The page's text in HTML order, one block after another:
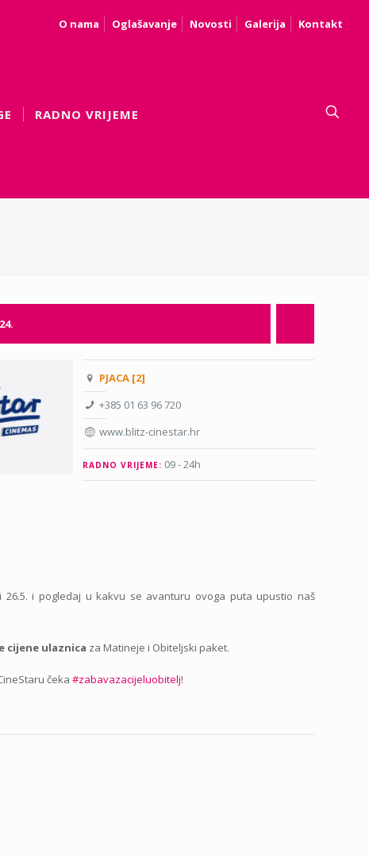
O nama Oglašavanje Novosti Galerija Kontakt
RADNO VRIJEME
PJACA [2]
+385 01 63 96 720
www.blitz-cinestar.hr
RADNO VRIJEME: 09 - 24h
26.5. i pogledaj u kakvu se avanturu ovoga puta upustio naš
cijene ulaznica za Matineje i Obiteljski paket.
čeka#zabavazacijeluobitelj!